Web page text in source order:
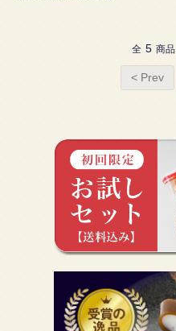
全 5 商品
< Prev